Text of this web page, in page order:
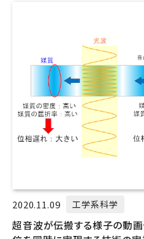
2020.11.09 工学系科学
超音波が伝搬する様子の動